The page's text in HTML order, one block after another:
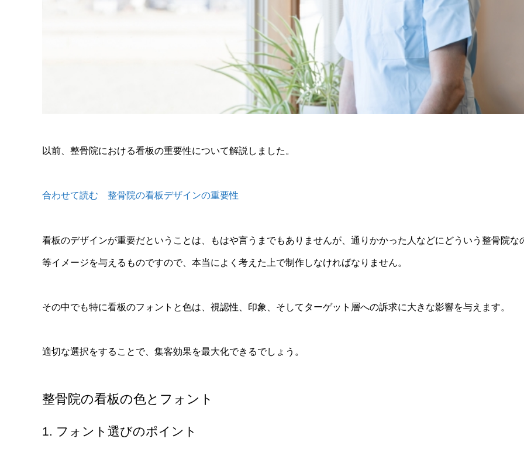
以前、整骨院における看板の重要性について解説しました。
合わせて読む 整骨院の看板デザインの重要性
看板のデザインが重要だということは、もはや言うまでもありませんが、通りかかった人などにどういう整骨院な
等イメージを与えるものですので、本当によく考えた上で制作しなければなりません。
その中でも特に看板のフォントと色は、視認性、印象、そしてターゲット層への訴求に大きな影響を与えます。
適切な選択をすることで、集客効果を最大化できるでしょう。
整骨院の看板の色とフォント
1. フォント選びのポイント